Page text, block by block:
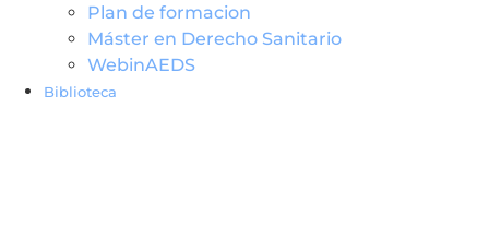
Plan de formacion
Máster en Derecho Sanitario
WebinAEDS
Biblioteca